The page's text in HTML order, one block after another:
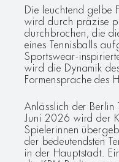
Die leuchtend gelbe
wird durch präzise
durchbrochen, die
eines Tennisballs
Sportswear-
wird die Dynamik
Formensprache des
Anlässlich der Berlin
Juni 2026 wird der
Spielerinnen
der bedeutendsten
in der Hauptstadt.